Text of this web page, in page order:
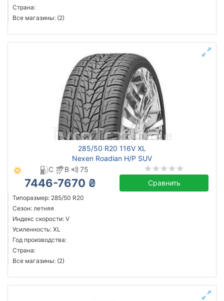
Страна:
Все магазины: (2)
285/50 R20 116V XL
Nexen Roadian H/P SUV
C
B 75
7446-7670 ₴ Сравнить
Типоразмер: 285/50 R20
Сезон: летняя
Индекс скорости: V
Усиленность: XL
Год производства:
Страна:
Все магазины: (2)